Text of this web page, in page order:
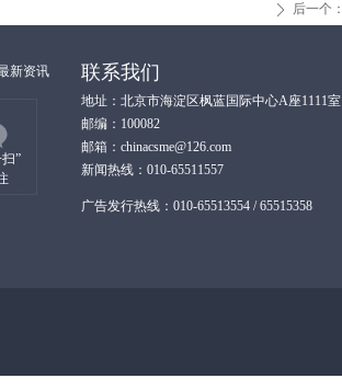
ꄲ 后一个：
新资讯
”
联系我们
地址：北京市海淀区枫蓝国际中心A座1111室
邮编：100082
邮箱：chinacsme@126.com
新闻热线：010-65511557
广告发行热线：010-65513554 / 65515358